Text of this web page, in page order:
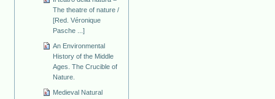
The theatre of nature /
[Red. Véronique
Pasche ...]
An Environmental
History of the Middle
Ages. The Crucible of
Nature.
Medieval Natural